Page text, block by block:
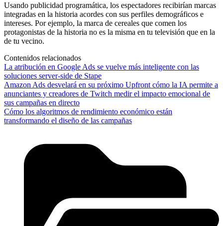
Usando publicidad programática, los espectadores recibirían marcas
integradas en la historia acordes con sus perfiles demográficos e
intereses. Por ejemplo, la marca de cereales que comen los
protagonistas de la historia no es la misma en tu televisión que en la
de tu vecino.
Contenidos relacionados
La atribución en Google Ads se vuelve más inteligente con las
soluciones server-side de Stape
Amazon Ads desvelará en su próximo Upfront cómo la IA permite a
anunciantes y creadores de Twitch medir el impacto emocional de
sus campañas en directo
Cómo los algoritmos de rendimiento económico están
transformando el diseño de las campañas